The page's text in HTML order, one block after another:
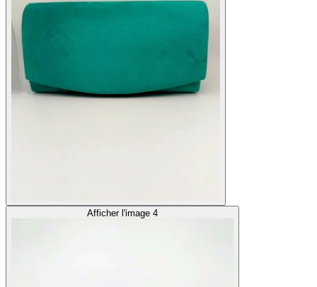
Afficher l'image 4